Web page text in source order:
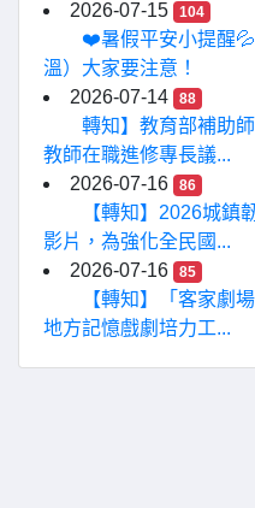
2026-07-15
104
❤️暑假平安小提醒
溫）大家要注意！
2026-07-14
88
轉知】教育部補助
教師在職進修專長議...
2026-07-16
86
【轉知】2026城鎮
影片，為強化全民國...
2026-07-16
85
【轉知】「客家劇
地方記憶戲劇培力工...